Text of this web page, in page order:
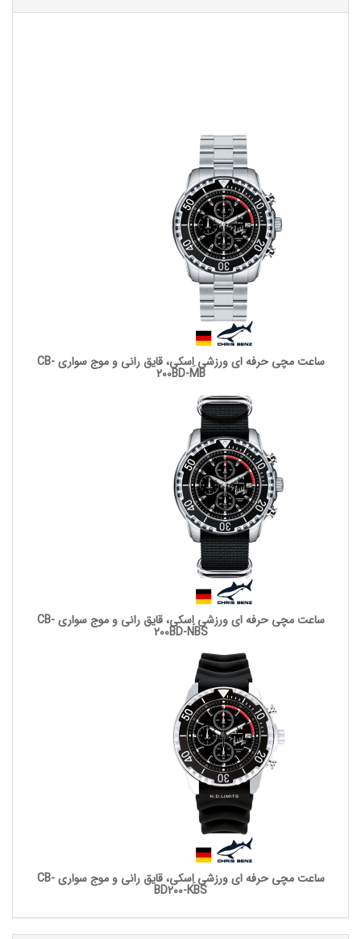
ساعت مچی حرفه ای ورزشی اِسکی، قایق رانی و موج سواری CB-
200BD-MB
ساعت مچی حرفه ای ورزشی اِسکی، قایق رانی و موج سواری CB-
200BD-NBS
ساعت مچی حرفه ای ورزشی اِسکی، قایق رانی و موج سواری CB-
BD200-KBS